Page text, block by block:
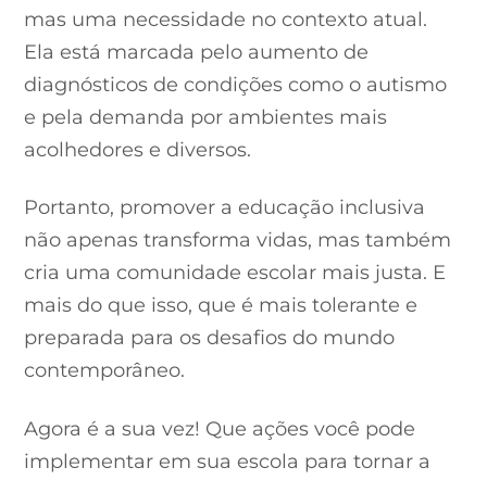
mas uma necessidade no contexto atual.
Ela está marcada pelo aumento de
diagnósticos de condições como o autismo
e pela demanda por ambientes mais
acolhedores e diversos.
Portanto, promover a educação inclusiva
não apenas transforma vidas, mas também
cria uma comunidade escolar mais justa. E
mais do que isso, que é mais tolerante e
preparada para os desafios do mundo
contemporâneo.
Agora é a sua vez! Que ações você pode
implementar em sua escola para tornar a